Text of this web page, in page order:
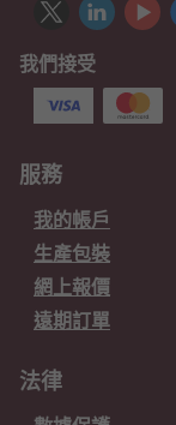
我們接受
服務
我的帳戶
生產包裝
網上報價
遠期訂單
法律